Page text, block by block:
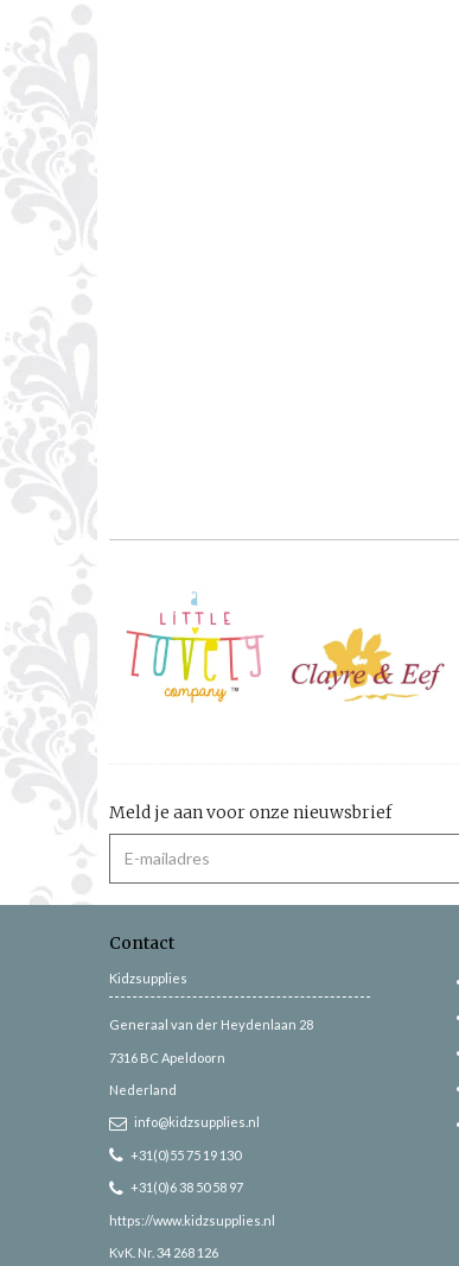
Meld je aan voor onze nieuwsbrief
Contact
Kidzsupplies
Generaal van der Heydenlaan 28
7316 BC Apeldoorn
Nederland
info@kidzsupplies.nl
+31(0)55 75 19 130
+31(0)6 38 50 58 97
https://www.kidzsupplies.nl
KvK. Nr. 34 268 126